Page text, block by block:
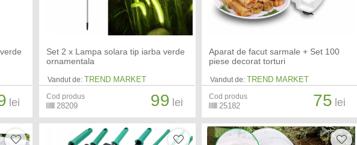
lei
Set 2 x Lampa solara tip iarba verde
ornamentala
Vandut de: TREND MARKET
Cod produs
28209 99 lei
Aparat de facut sarmale + Set 100
piese decorat torturi
Vandut de: TREND MARKET
Cod produs
25182 75 lei